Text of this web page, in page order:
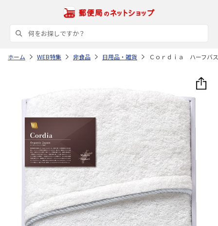
ホーム WEB特集 非食品 日用品・雑貨 Ｃｏｒｄｉａ ハーフバ